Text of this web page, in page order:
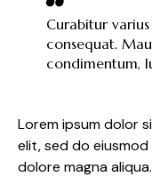
Curabitur
consequat.
condimentum,
Lorem ipsum dolor
elit, sed do
dolore magna